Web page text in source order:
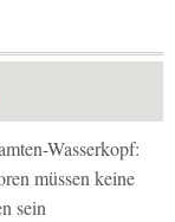
Wasserkopf:
müssen keine
sein